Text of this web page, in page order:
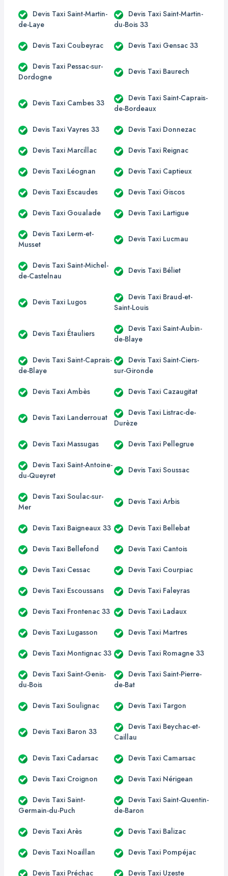
Devis Taxi Saint-Martin-
de-Laye
Devis Taxi Saint-Martin-
du-Bois 33
Devis Taxi Coubeyrac Devis Taxi Gensac 33
Devis Taxi Pessac-sur-
Dordogne
Devis Taxi Baurech
Devis Taxi Cambes 33
Devis Taxi Saint-Caprais-
de-Bordeaux
Devis Taxi Vayres 33 Devis Taxi Donnezac
Devis Taxi Marcillac Devis Taxi Reignac
Devis Taxi Léognan Devis Taxi Captieux
Devis Taxi Escaudes Devis Taxi Giscos
Devis Taxi Goualade Devis Taxi Lartigue
Devis Taxi Lerm-et-
Musset
Devis Taxi Lucmau
Devis Taxi Saint-Michel-
de-Castelnau
Devis Taxi Béliet
Devis Taxi Lugos
Devis Taxi Braud-et-
Saint-Louis
Devis Taxi Étauliers
Devis Taxi Saint-Aubin-
de-Blaye
Devis Taxi Saint-Caprais-
de-Blaye
Devis Taxi Saint-Ciers-
sur-Gironde
Devis Taxi Ambès Devis Taxi Cazaugitat
Devis Taxi Landerrouat
Devis Taxi Listrac-de-
Durèze
Devis Taxi Massugas Devis Taxi Pellegrue
Devis Taxi Saint-Antoine-
du-Queyret
Devis Taxi Soussac
Devis Taxi Soulac-sur-
Mer
Devis Taxi Arbis
Devis Taxi Baigneaux 33 Devis Taxi Bellebat
Devis Taxi Bellefond Devis Taxi Cantois
Devis Taxi Cessac Devis Taxi Courpiac
Devis Taxi Escoussans Devis Taxi Faleyras
Devis Taxi Frontenac 33 Devis Taxi Ladaux
Devis Taxi Lugasson Devis Taxi Martres
Devis Taxi Montignac 33 Devis Taxi Romagne 33
Devis Taxi Saint-Genis-
du-Bois
Devis Taxi Saint-Pierre-
de-Bat
Devis Taxi Soulignac Devis Taxi Targon
Devis Taxi Baron 33
Devis Taxi Beychac-et-
Caillau
Devis Taxi Cadarsac Devis Taxi Camarsac
Devis Taxi Croignon Devis Taxi Nérigean
Devis Taxi Saint-
Germain-du-Puch
Devis Taxi Saint-Quentin-
de-Baron
Devis Taxi Arès Devis Taxi Balizac
Devis Taxi Noaillan Devis Taxi Pompéjac
Devis Taxi Préchac Devis Taxi Uzeste